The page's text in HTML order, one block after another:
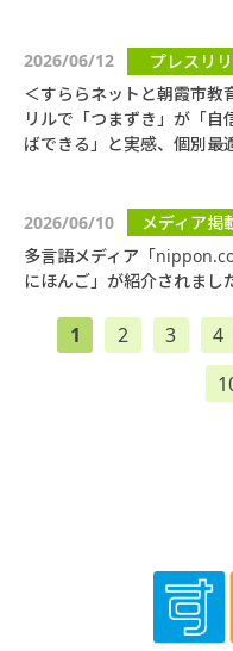
2026/06/12
プレスリ
＜すららネットと朝霞市
リルで「つまずき」が「
ばできる」と実感、個別最
2026/06/10
メディア掲
多言語メディア「
にほんご」が紹介されまし
1 2 3 4